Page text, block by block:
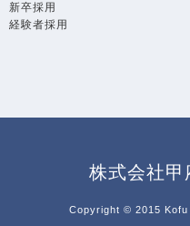
新卒採用
経験者採用
株式会社甲
Copyright © 2015